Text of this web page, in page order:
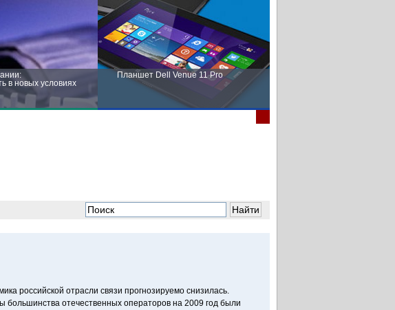
в новых условиях
Планшет Dell Venue 11 Pro
российской отрасли связи прогнозируемо снизилась.
большинства отечественных операторов на 2009 год были